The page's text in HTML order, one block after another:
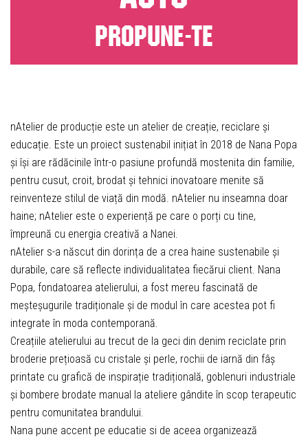
PROPUNE-TE
nAtelier de producție este un atelier de creație, reciclare și
educație. Este un proiect sustenabil inițiat în 2018 de Nana Popa
și își are rădăcinile într-o pasiune profundă mostenita din familie,
pentru cusut, croit, brodat și tehnici inovatoare menite să
reinventeze stilul de viață din modă. nAtelier nu inseamna doar
haine; nAtelier este o experiență pe care o porți cu tine,
împreună cu energia creativă a Nanei.
nAtelier s-a născut din dorința de a crea haine sustenabile și
durabile, care să reflecte individualitatea fiecărui client. Nana
Popa, fondatoarea atelierului, a fost mereu fascinată de
meșteșugurile tradiționale și de modul în care acestea pot fi
integrate în moda contemporană.
Creațiile atelierului au trecut de la geci din denim reciclate prin
broderie prețioasă cu cristale și perle, rochii de iarnă din fâș
printate cu grafică de inspirație tradițională, goblenuri industriale
și bombere brodate manual la ateliere gândite în scop terapeutic
pentru comunitatea brandului.
Nana pune accent pe educatie si de aceea organizează